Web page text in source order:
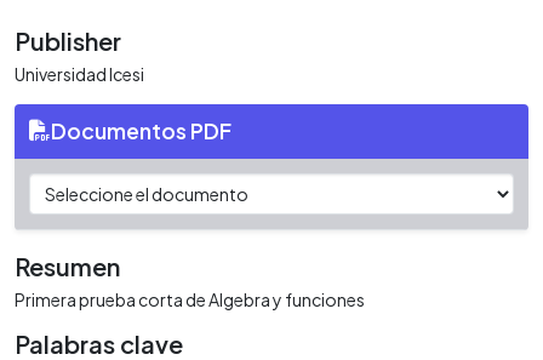
Publisher
Universidad Icesi
Documentos PDF
Resumen
Primera prueba corta de Algebra y funciones
Palabras clave